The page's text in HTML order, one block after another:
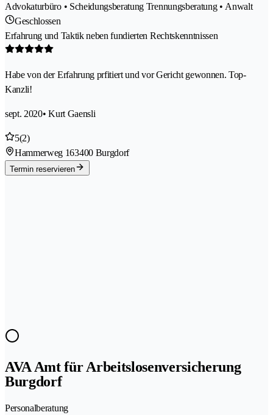
Advokaturbüro • Scheidungsberatung Trennungsberatung • Anwalt
Geschlossen
Erfahrung und Taktik neben fundierten Rechtskenntnissen
Habe von der Erfahrung prfitiert und vor Gericht gewonnen. Top-
Kanzli!
sept. 2020• Kurt Gaensli
5(2)
Hammerweg 163400 Burgdorf
Termin reservieren
AVA Amt für Arbeitslosenversicherung
Burgdorf
Personalberatung